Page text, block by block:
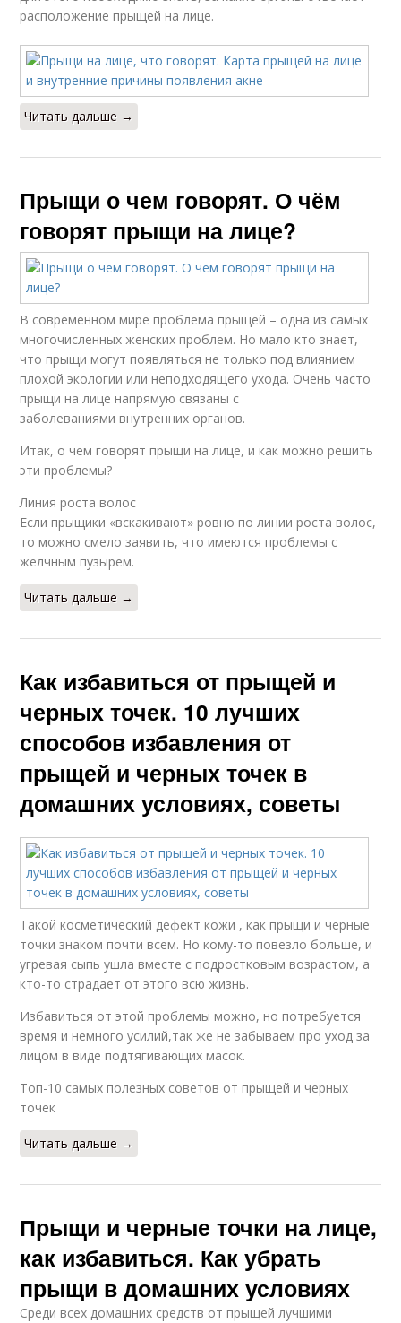
расположение прыщей на лице.
Читать дальше →
Прыщи о чем говорят. О чём
говорят прыщи на лице?
В современном мире проблема прыщей – одна из самых
многочисленных женских проблем. Но мало кто знает,
что прыщи могут появляться не только под влиянием
плохой экологии или неподходящего ухода. Очень часто
прыщи на лице напрямую связаны с
заболеваниями внутренних органов.
Итак, о чем говорят прыщи на лице, и как можно решить
эти проблемы?
Линия роста волос
Если прыщики «вскакивают» ровно по линии роста волос,
то можно смело заявить, что имеются проблемы с
желчным пузырем.
Читать дальше →
Как избавиться от прыщей и
черных точек. 10 лучших
способов избавления от
прыщей и черных точек в
домашних условиях, советы
Такой косметический дефект кожи , как прыщи и черные
точки знаком почти всем. Но кому-то повезло больше, и
угревая сыпь ушла вместе с подростковым возрастом, а
кто-то страдает от этого всю жизнь.
Избавиться от этой проблемы можно, но потребуется
время и немного усилий,так же не забываем про уход за
лицом в виде подтягивающих масок.
Топ-10 самых полезных советов от прыщей и черных
точек
Читать дальше →
Прыщи и черные точки на лице,
как избавиться. Как убрать
прыщи в домашних условиях
Среди всех домашних средств от прыщей лучшими